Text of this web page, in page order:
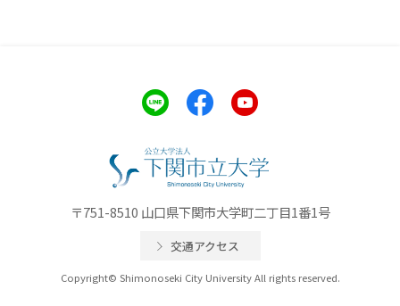
〒751-8510 山口県下関市大学町二丁目1番1号
交通アクセス
Copyright© Shimonoseki City University All rights reserved.